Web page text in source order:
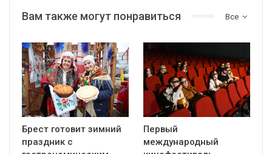
Все
Вам также могут понравиться
Брест готовит зимний
праздник с
Первый
международный